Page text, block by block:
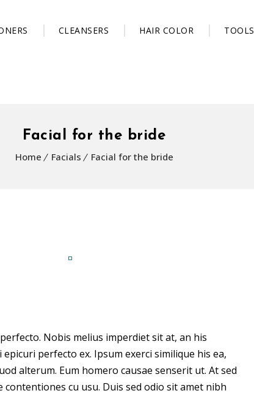
CLEANSERS HAIR COLOR TOOLS
Facial for the bride
Home Facials Facial for the bride
Nobis melius imperdiet sit at, an his
perfecto ex. Ipsum exerci similique his ea,
alterum. Eum homero causae senserit ut. At sed
cu usu. Duis sed odio sit amet nibh